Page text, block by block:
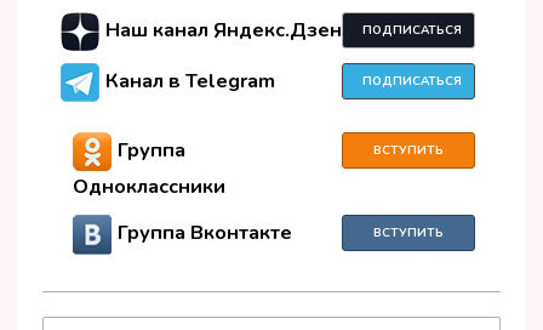
Наш канал Яндекс.Дзен
ПОДПИСАТЬСЯ
Канал в Telegram ПОДПИСАТЬСЯ
Группа
Одноклассники
ВСТУПИТЬ
Группа Вконтакте ВСТУПИТЬ